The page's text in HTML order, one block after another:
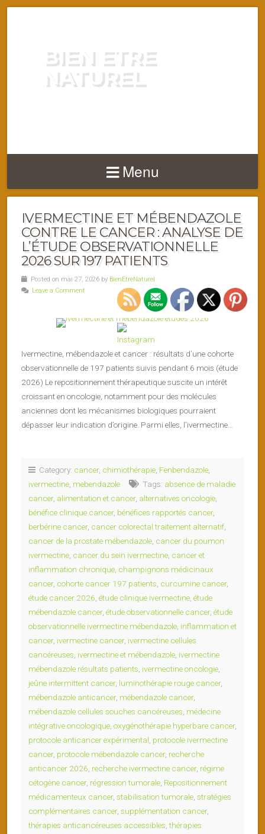
BIEN ETRE
NATUREL
Menu
IVERMECTINE ET MÉBENDAZOLE
CONTRE LE CANCER : ANALYSE DE
L’ÉTUDE OBSERVATIONNELLE
2026 SUR 197 PATIENTS
Posted on mai 27, 2026 by BienEtreNaturel
Leave a Comment
Ivermectine, mébendazole et cancer : résultats d’une cohorte
observationnelle de 197 patients suivis pendant 6 mois (étude
2026) Le repositionnement thérapeutique suscite un intérêt
croissant en oncologie, notamment pour des molécules
anciennes dont les mécanismes biologiques pourraient
dépasser leur indication d’origine. Parmi elles, l’ivermectine…
Category: cancer, chimiothérapie Fenbendazole
ivermectine mebendazole Tags: absence de maladie
cancer, alimentation et cancer, alternatives oncologie
bénéfice clinique cancer, bénéfices rapportés cancer,
berbérine cancer, cancer colorectal traitement alternatif
cancer de la prostate mébendazole cancer du poumon
ivermectine cancer du sein ivermectine cancer et
inflammation chronique champignons médicinaux
cancer, cohorte cancer 197 patients curcumine cancer,
étude cancer 2026 étude clinique ivermectine étude
mébendazole cancer, étude observationnelle cancer, étude
observationnelle ivermectine mébendazole inflammation et
cancer, ivermectine cancer, ivermectine cellules
cancéreuses ivermectine et mébendazole ivermectine
mébendazole résultats patients ivermectine oncologie
jeûne intermittent cancer, luminothérapie rouge cancer,
mébendazole anticancer, mébendazole cancer,
mébendazole cellules souches cancéreuses médecine
intégrative oncologique oxygénothérapie hyperbare cancer,
protocole anticancer expérimental protocole ivermectine
cancer, protocole mébendazole cancer, recherche
anticancer 2026 recherche ivermectine cancer, régime
cétogène cancer, régression tumorale Repositionnement
médicamenteux cancer, stabilisation tumorale stratégies
complémentaires cancer, supplémentation cancer,
thérapies anticancéreuses accessibles ,thérapies